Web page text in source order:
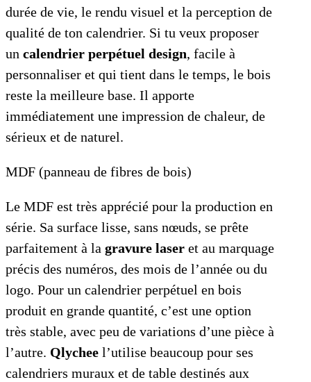
durée de vie, le rendu visuel et la perception de
qualité de ton calendrier. Si tu veux proposer
un calendrier perpétuel design, facile à
personnaliser et qui tient dans le temps, le bois
reste la meilleure base. Il apporte
immédiatement une impression de chaleur, de
sérieux et de naturel.
MDF (panneau de fibres de bois)
Le MDF est très apprécié pour la production en
série. Sa surface lisse, sans nœuds, se prête
parfaitement à la gravure laser et au marquage
précis des numéros, des mois de l’année ou du
logo. Pour un calendrier perpétuel en bois
produit en grande quantité, c’est une option
très stable, avec peu de variations d’une pièce à
l’autre. Qlychee l’utilise beaucoup pour ses
calendriers muraux et de table destinés aux